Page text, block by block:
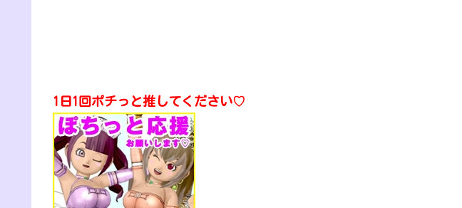
1日1回ポチっと推してください♡